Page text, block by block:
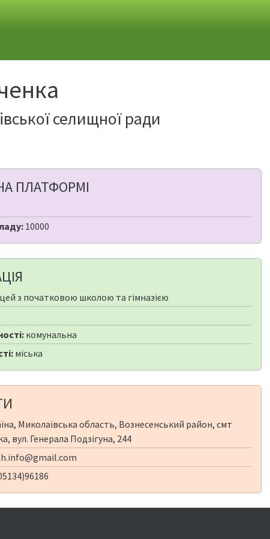
селищної ради
ПЛАТФОРМІ
10000
з початковою школою та гімназією
комунальна
міська
Миколаївська область, Вознесенський район, смт
вул. Генерала Подзігуна, 244